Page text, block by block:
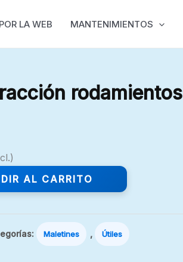
LA WEB MANTENIMIENTOS
rodamientos
AL CARRITO
Maletines , Útiles